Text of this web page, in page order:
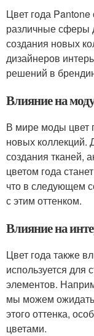
Цвет года
различные сферы
создания новых
дизайнеров
решений в
Влияние на
В мире моды цвет
новых коллекций.
создания тканей,
цветом года
что в следующем
с этим оттенком.
Влияние на
Цвет года также
используется для
элементов.
мы можем
этого оттенка,
цветами.